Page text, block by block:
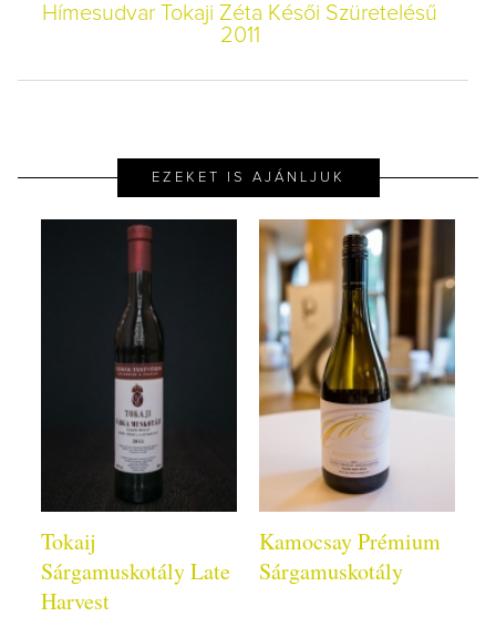
Hímesudvar Tokaji Zéta Késői Szüretelésű
2011
EZEKET IS AJÁNLJUK
Tokaij
Sárgamuskotály Late
Harvest
Kamocsay Prémium
Sárgamuskotály